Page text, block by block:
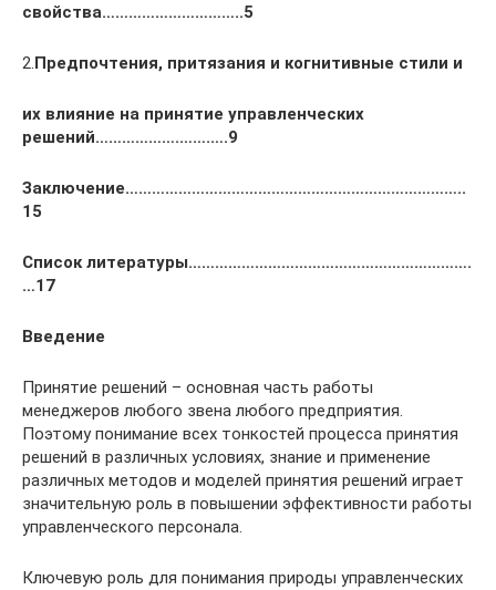
свойства…………………………..5
2.Предпочтения, притязания и когнитивные стили и
их влияние на принятие управленческих
решений……………….…….….9
Заключение…………………………………………………………………..
15
Список литературы……………………………………………………….
…17
Введение
Принятие решений – основная часть работы
менеджеров любого звена любого предприятия.
Поэтому понимание всех тонкостей процесса принятия
решений в различных условиях, знание и применение
различных методов и моделей принятия решений играет
значительную роль в повышении эффективности работы
управленческого персонала.
Ключевую роль для понимания природы управленческих